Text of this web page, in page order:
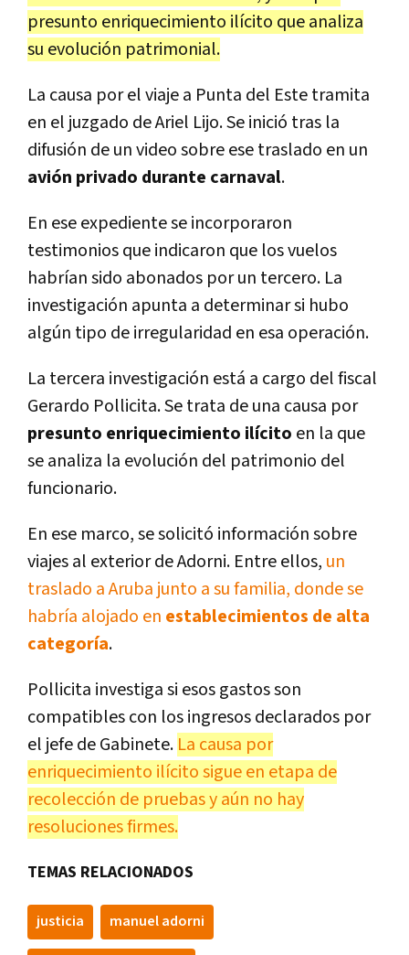
presunto enriquecimiento ilícito que analiza
su evolución patrimonial.
La causa por el viaje a Punta del Este tramita
en el juzgado de Ariel Lijo. Se inició tras la
difusión de un video sobre ese traslado en un
avión privado durante carnaval.
En ese expediente se incorporaron
testimonios que indicaron que los vuelos
habrían sido abonados por un tercero. La
investigación apunta a determinar si hubo
algún tipo de irregularidad en esa operación.
La tercera investigación está a cargo del fiscal
Gerardo Pollicita. Se trata de una causa por
presunto enriquecimiento ilícito en la que
se analiza la evolución del patrimonio del
funcionario.
En ese marco, se solicitó información sobre
viajes al exterior de Adorni. Entre ellos, un
traslado a Aruba junto a su familia, donde se
habría alojado en establecimientos de alta
categoría.
Pollicita investiga si esos gastos son
compatibles con los ingresos declarados por
el jefe de Gabinete. La causa por
enriquecimiento ilícito sigue en etapa de
recolección de pruebas y aún no hay
resoluciones firmes.
TEMAS RELACIONADOS
justicia manuel adorni